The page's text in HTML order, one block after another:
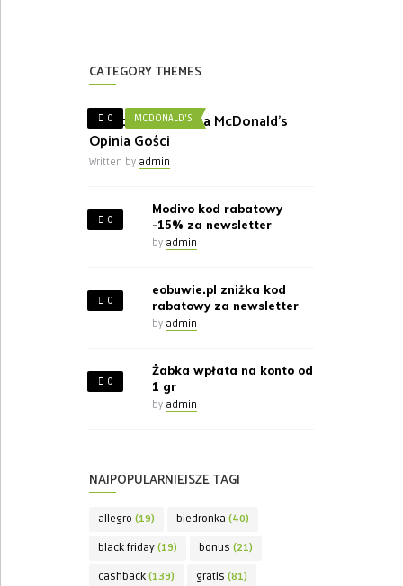
CATEGORY THEMES
0 MCDONALD'S
Nagroda w Ankieta McDonald’s
Opinia Gości
Written by admin
0
Modivo kod rabatowy
-15% za newsletter
by admin
0
eobuwie.pl zniżka kod
rabatowy za newsletter
by admin
0
Żabka wpłata na konto od
1 gr
by admin
NAJPOPULARNIEJSZE TAGI
allegro (19) biedronka (40)
black friday (19) bonus (21)
cashback (139) gratis (81)